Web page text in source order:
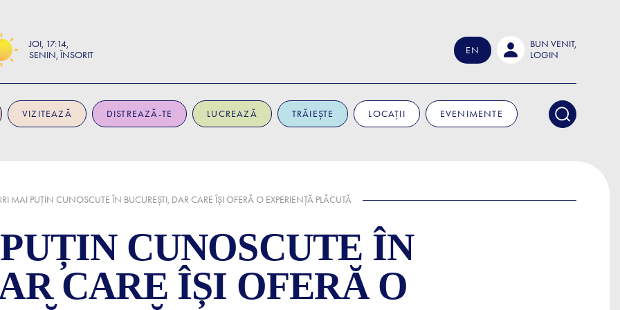
JOI 17:14
SENIN, ÎNSORIT
EN
BUN VENIT,
LOGIN
VIZITEAZĂ DISTREAZĂ-TE LUCREAZĂ TRĂIEȘTE LOCAȚII EVENIMENTE
MAI PUȚIN CUNOSCUTE ÎN BUCUREȘTI, DAR CARE ÎȘI OFERĂ O EXPERIENȚĂ PLĂCUTĂ
CUNOSCUTE ÎN
CARE ÎȘI OFERĂ O